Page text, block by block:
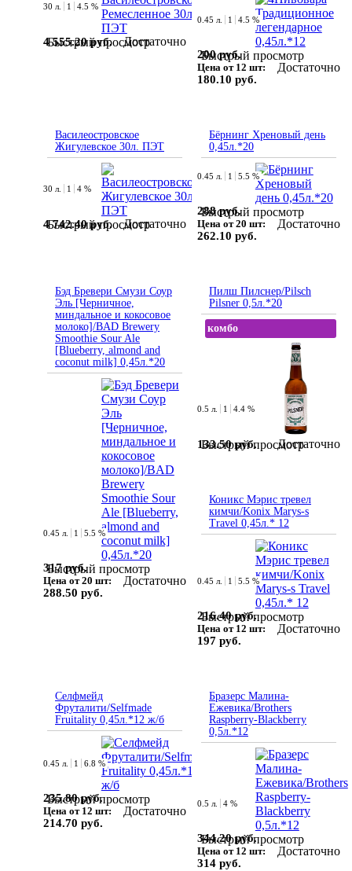
Быстрый просмотр
30 л. 1 4.5 %
4 555.20 руб. Достаточно
Быстрый просмотр
0.45 л. 1 4.5 %
200 руб.
Цена от 12 шт:
180.10 руб.
Достаточно
Василеостровское
Жигулевское 30л. ПЭТ
Быстрый просмотр
30 л. 1 4 %
4 742.40 руб. Достаточно
Бёрнинг Хреновый день
0,45л.*20
Быстрый просмотр
0.45 л. 1 5.5 %
288 руб.
Цена от 20 шт:
262.10 руб.
Достаточно
Бэд Бревери Смузи Соур
Эль [Черничное,
миндальное и кокосовое
молоко]/BAD Brewery
Smoothie Sour Ale
[Blueberry, almond and
coconut milk] 0,45л.*20
Быстрый просмотр
0.45 л. 1 5.5 %
317 руб.
Цена от 20 шт:
288.50 руб.
Достаточно
Пилш Пилснер/Pilsch
Pilsner 0,5л.*20
комбо
Быстрый просмотр
0.5 л. 1 4.4 %
133.50 руб. Достаточно
Коникс Мэрис тревел
кимчи/Konix Marys-s
Travel 0,45л.* 12
Быстрый просмотр
0.45 л. 1 5.5 %
216.40 руб.
Цена от 12 шт:
197 руб.
Достаточно
Селфмейд
Фруталити/Selfmade
Fruitality 0,45л.*12 ж/б
Быстрый просмотр
0.45 л. 1 6.8 %
235.80 руб.
Цена от 12 шт:
214.70 руб.
Достаточно
Бразерс Малина-
Ежевика/Brothers
Raspberry-Blackberry
0,5л.*12
Быстрый просмотр
0.5 л. 4 %
344.20 руб.
Цена от 12 шт:
314 руб.
Достаточно